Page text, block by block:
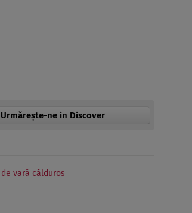
Urmărește-ne in Discover
vară călduros